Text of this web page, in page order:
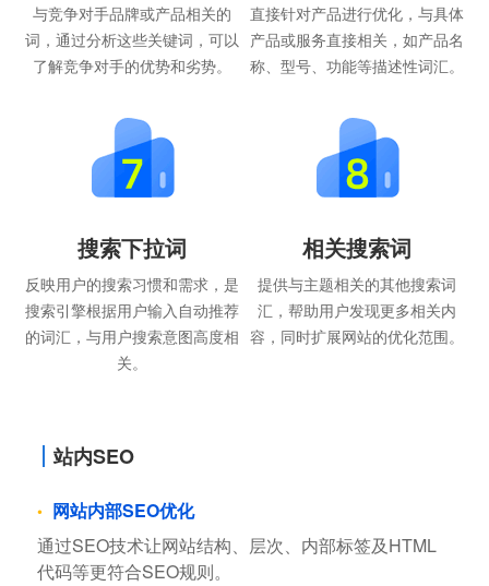
与竞争对手品牌或产品相关的
词，通过分析这些关键词，可以
了解竞争对手的优势和劣势。
直接针对产品进行优化，与具体
产品或服务直接相关，如产品名
称、型号、功能等描述性词汇。
搜索下拉词
反映用户的搜索习惯和需求，是
搜索引擎根据用户输入自动推荐
的词汇，与用户搜索意图高度相
关。
相关搜索词
提供与主题相关的其他搜索词
汇，帮助用户发现更多相关内
容，同时扩展网站的优化范围。
站内SEO
网站内部SEO优化
通过SEO技术让网站结构、层次、内部标签及HTML
代码等更符合SEO规则。